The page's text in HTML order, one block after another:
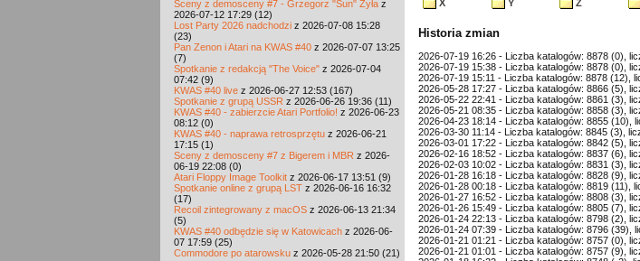
Sceny z demosceny #7 - Grzegorz "Sun" Żyła z
2026-07-12 17:29 (12)
Lost Party 2026 nadchodzi z 2026-07-08 15:28
(23)
Pan Zenon i Atari na KWAS #40 z 2026-07-07 13:25
(7)
Spotkanie z redakcją "The Voice" z 2026-07-04
07:42 (9)
KWAS #40 live z 2026-06-27 12:53 (167)
Spotkanie z grupą USSR z 2026-06-26 19:36 (11)
KWAS #40 - zabierzcie Atari Portfolio! z 2026-06-23
08:12 (0)
KWAS #40 - naprawa retrosprzętu z 2026-06-21
17:15 (1)
Sceny z demosceny #7 z Bigerem i MBR z 2026-
06-19 22:08 (0)
Atari Floppy Image Toolkit z 2026-06-17 13:51 (9)
Spotkanie online z grupą LST z 2026-06-16 16:32
(17)
Recoil zintegrowany z macOS z 2026-06-13 21:34
(5)
KWAS #40 odbędzie się w Katowicach z 2026-06-
07 17:59 (25)
Commodore po atarowsku z 2026-05-28 21:50 (21)
X
Y Z
Historia zmian
2026-07-19 16:26 - Liczba katalogów: 8878 (0),
2026-07-19 15:38 - Liczba katalogów: 8878 (0),
2026-07-19 15:11 - Liczba katalogów: 8878 (12),
2026-05-28 17:27 - Liczba katalogów: 8866 (5),
2026-05-22 22:41 - Liczba katalogów: 8861 (3),
2026-05-21 08:35 - Liczba katalogów: 8858 (3),
2026-04-23 18:14 - Liczba katalogów: 8855 (10),
2026-03-30 11:14 - Liczba katalogów: 8845 (3),
2026-03-01 17:22 - Liczba katalogów: 8842 (5),
2026-02-16 18:52 - Liczba katalogów: 8837 (6),
2026-02-03 10:02 - Liczba katalogów: 8831 (3),
2026-01-28 16:18 - Liczba katalogów: 8828 (9),
2026-01-28 00:18 - Liczba katalogów: 8819 (11),
2026-01-27 16:52 - Liczba katalogów: 8808 (3),
2026-01-26 15:49 - Liczba katalogów: 8805 (7),
2026-01-24 22:13 - Liczba katalogów: 8798 (2),
2026-01-24 07:39 - Liczba katalogów: 8796 (39),
2026-01-21 01:21 - Liczba katalogów: 8757 (0),
2026-01-21 01:01 - Liczba katalogów: 8757 (9),